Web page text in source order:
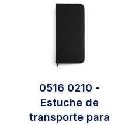
0516 0210 -
Estuche de
transporte para